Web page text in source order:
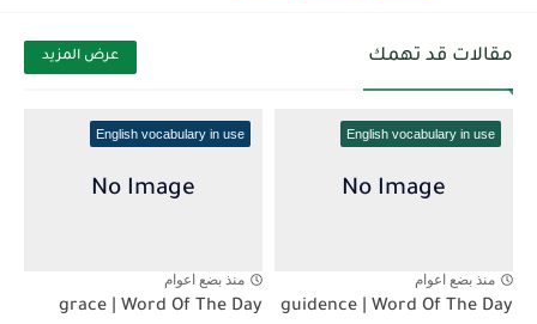
مقالات قد تهمك عرض المزيد
English vocabulary in use
منذ بضع اعوام
guidence | Word Of The Day
English vocabulary in use
منذ بضع اعوام
grace | Word Of The Day